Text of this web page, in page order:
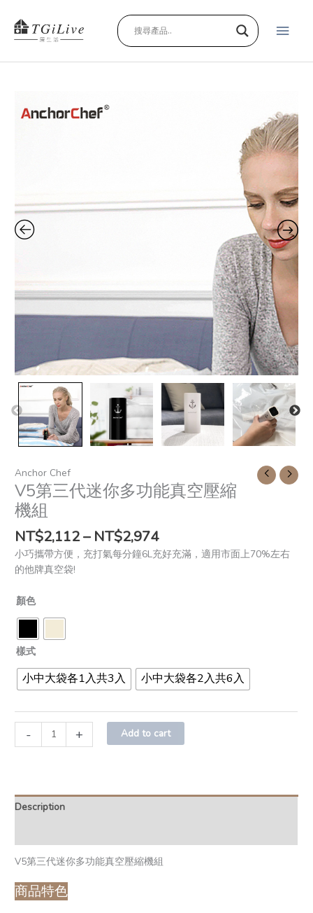
主
單
Anchor Chef
V5第三代迷你多功能真空壓縮
機組
NT$2,112–NT$2,974
小巧攜帶方便，充打氣每分鐘6L充好充滿，適用市面上70%左右
的他牌真空袋!
顏色
樣式
小中大袋各1入共3入 小中大袋各2入共6入
-
第
功
能
真
機
組
quantity
+ Add to cart
Description
V5第三代迷你多功能真空壓縮機組
商品特色